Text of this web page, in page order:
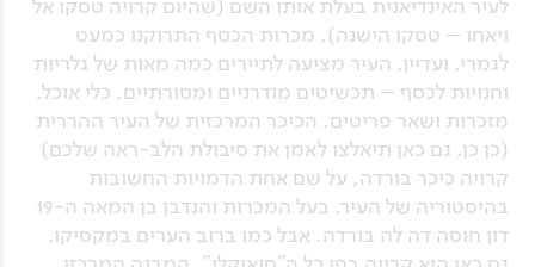
ויאחו – טסקו הישנה). מכרות הכסף התרוקנו כמעט
לגמרי, ועדיין, העיר מציעה לתיירים כמה מאות של גלריות
וחנויות לכסף – תכשיטים מודרניים ומסורתיים, כלי אוכל,
מזכרות ושאר פריטים. הכיכר המרכזית של העיר ההררית
(כן כן, גם כאן תיאלצו לאמן את סיבולת הלב-ראה שלכם)
קרויה כיכר בורדה, על שם אחת הדמויות החשובות
בהיסטוריה של העיר, בעל המכרות והנדבן בן המאה ה-19
דון חוסה דה לה בורדה. אבל כמו ברוב הערים במקסיקו,